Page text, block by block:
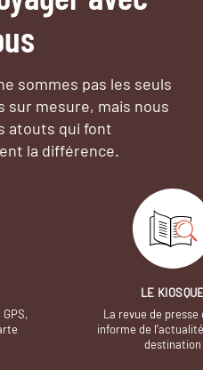
sommes pas les seuls
sur mesure, mais nous
atouts qui font
la différence.
LE
La revue de presse
informe de
destination